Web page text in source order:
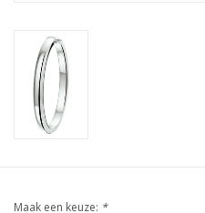
Maak een keuze: *